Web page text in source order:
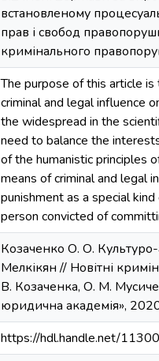
встановленому
прав і свобод
кримінального
The purpose of this article
criminal and legal influence
the widespread in the
need to balance the
of the humanistic principles
means of criminal and legal
punishment as a special
person convicted of
Козаченко О. О. Культуро-
Мелкікян // Новітні
В. Козаченка, О. М.
юридична академія»,
https://hdl.handle.net/